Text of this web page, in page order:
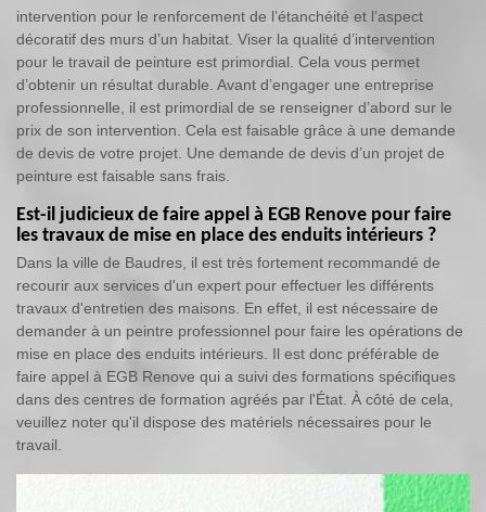
intervention pour le renforcement de l’étanchéité et l’aspect
décoratif des murs d’un habitat. Viser la qualité d’intervention
pour le travail de peinture est primordial. Cela vous permet
d’obtenir un résultat durable. Avant d’engager une entreprise
professionnelle, il est primordial de se renseigner d’abord sur le
prix de son intervention. Cela est faisable grâce à une demande
de devis de votre projet. Une demande de devis d’un projet de
peinture est faisable sans frais.
Est-il judicieux de faire appel à EGB Renove pour faire
les travaux de mise en place des enduits intérieurs ?
Dans la ville de Baudres, il est très fortement recommandé de
recourir aux services d'un expert pour effectuer les différents
travaux d'entretien des maisons. En effet, il est nécessaire de
demander à un peintre professionnel pour faire les opérations de
mise en place des enduits intérieurs. Il est donc préférable de
faire appel à EGB Renove qui a suivi des formations spécifiques
dans des centres de formation agréés par l'État. À côté de cela,
veuillez noter qu'il dispose des matériels nécessaires pour le
travail.